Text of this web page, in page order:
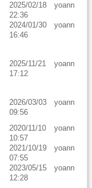
2025/02/18
22:36
yoann
2024/01/30
16:46
yoann
2025/11/21
17:12
yoann
2026/03/03
09:56
yoann
2020/11/10
10:57
yoann
2021/10/19
07:55
yoann
2023/05/15
12:28
yoann